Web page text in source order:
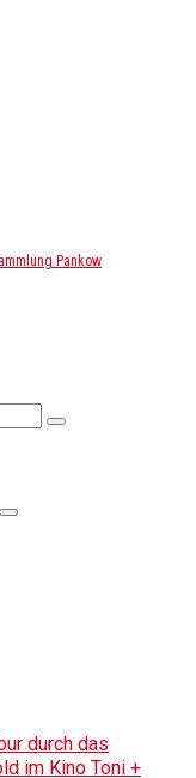
Pankow
durch das
im Kino Toni +